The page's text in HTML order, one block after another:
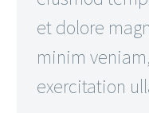
et dolore
minim
exercitation